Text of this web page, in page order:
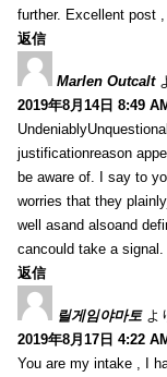
further. Excellent post
返信
Marlen Outcalt
2019年8月14日 8:49
justificationreason
be aware of. I say to
worries that they
well asand alsoand
cancould take a
返信
릴게임야마토 よ
2019年8月17日 4:22
You are my intake , I